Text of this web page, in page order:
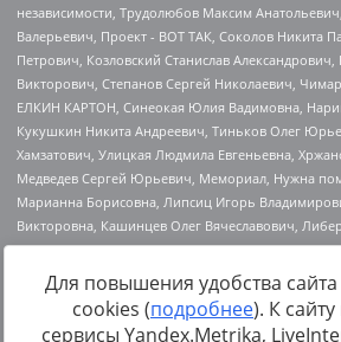
https://minjust.gov.ru/
Для повышения удобства
cookies (подробнее). К
сервисы Yandex.Metrika,